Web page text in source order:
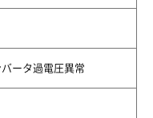
ータ過電圧異常